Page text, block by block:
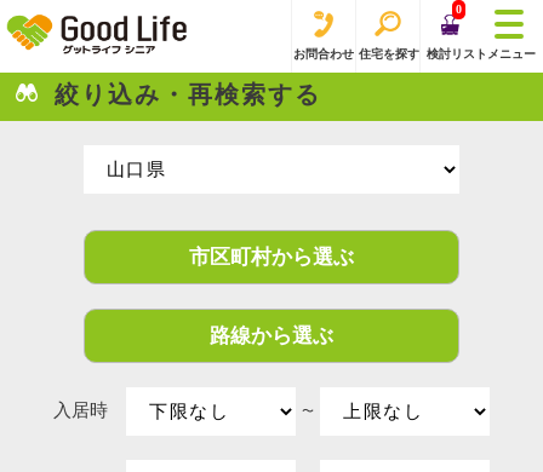
お問合わせ 住宅を探す
0
検討リスト メニュー
絞り込み・再検索する
市区町村から選ぶ
路線から選ぶ
入居時 〜